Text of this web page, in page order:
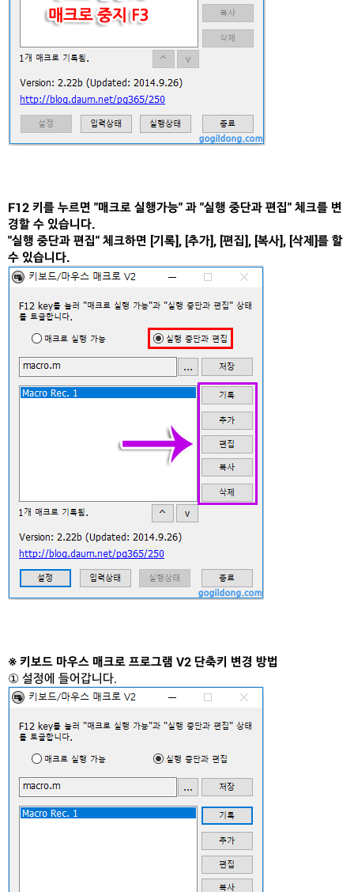
F12 키를 누르면 "매크로 실행가능" 과 "실행 중단과 편집" 체크를 변
경할 수 있습니다.
"실행 중단과 편집" 체크하면 [기록], [추가], [편집], [복사], [삭제]를 할
수 있습니다.
※ 키보드 마우스 매크로 프로그램 V2 단축키 변경 방법
① 설정에 들어갑니다.